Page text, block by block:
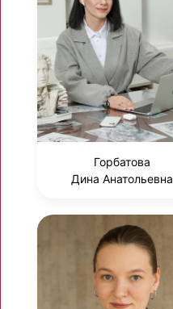
Горбатова
Дина Анатольевна